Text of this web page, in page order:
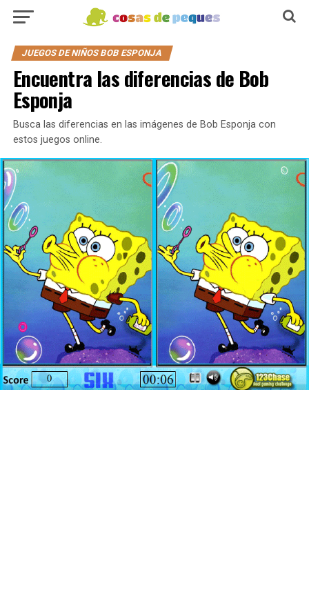
JUEGOS DE NIÑOS BOB ESPONJA
Encuentra las diferencias de Bob
Esponja
Busca las diferencias en las imágenes de Bob Esponja con
estos juegos online.